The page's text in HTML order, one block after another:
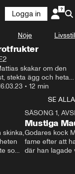
Logga in
Nöje Livsstil
skakar om den
stekta ägg och heta
• 12 min
SE ALLA
skinka,
som
SÄSONG 1,
Mustiga
Godares kock
fame efter att
där han lagade